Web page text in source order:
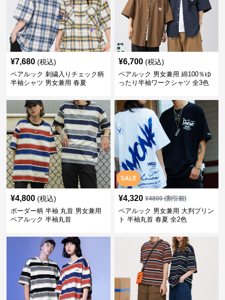
¥7,680 (税込)
ペアルック 刺繍入りチェック柄
半袖シャツ 男女兼用 春夏
¥6,700 (税込)
ペアルック 男女兼用 綿100％ゆ
ったり半袖ワークシャツ 全3色
¥4,800 (税込)
ボーダー柄 半袖 丸首 男女兼用
ペアルック 半袖丸首
SALE
¥4,320 ¥4800(割引前)
ペアルック 男女兼用 大判プリン
ト 半袖丸首 春夏 全2色